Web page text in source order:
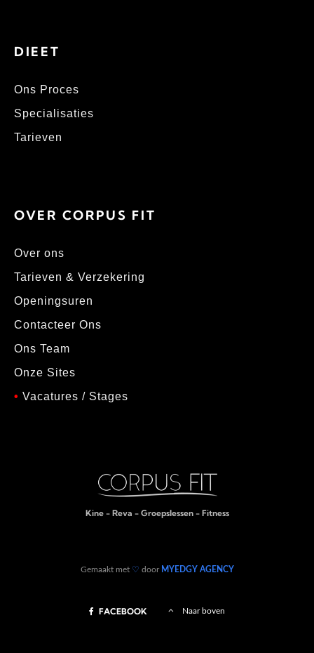
DIEET
Ons Proces
Specialisaties
Tarieven
OVER CORPUS FIT
Over ons
Tarieven & Verzekering
Openingsuren
Contacteer Ons
Ons Team
Onze Sites
• Vacatures / Stages
Kine - Reva - Groepslessen - Fitness
Gemaakt met ♡ door MYEDGY AGENCY
FACEBOOK Naar boven